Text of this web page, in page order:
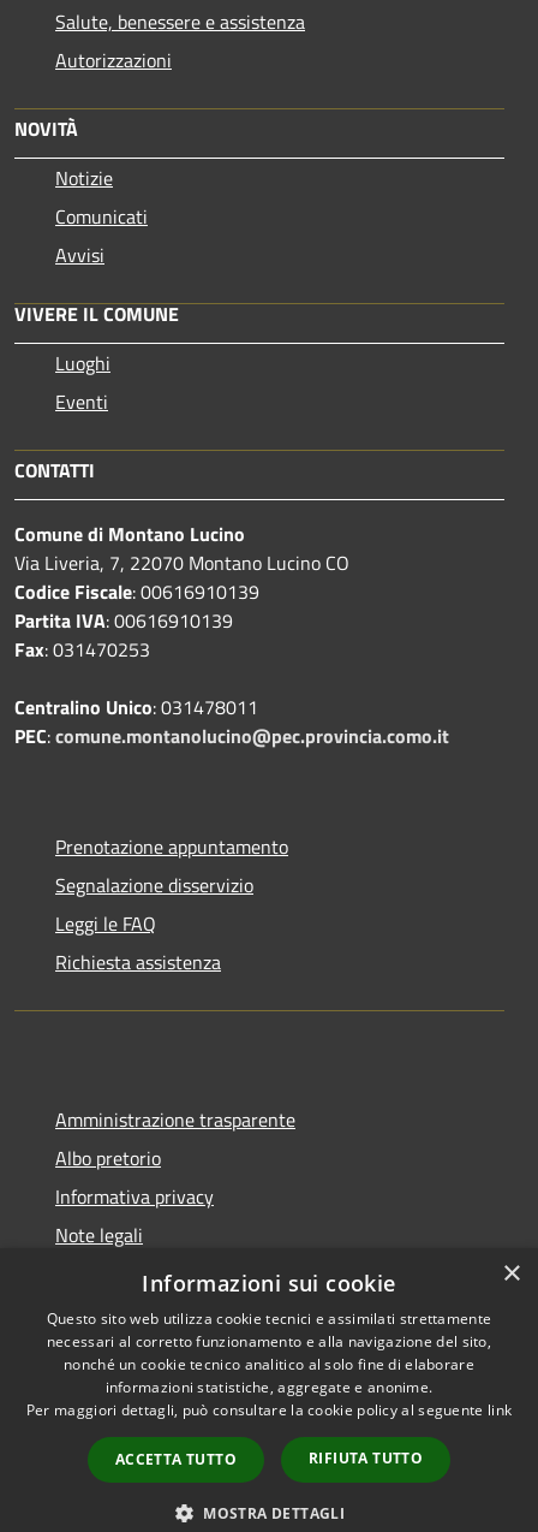
Salute, benessere e assistenza
Autorizzazioni
NOVITÀ
Notizie
Comunicati
Avvisi
VIVERE IL COMUNE
Luoghi
Eventi
CONTATTI
Comune di Montano Lucino
Via Liveria, 7, 22070 Montano Lucino CO
Codice Fiscale: 00616910139
Partita IVA: 00616910139
Fax: 031470253
Centralino Unico: 031478011
PEC:comune.montanolucino@pec.provincia.como.it
Prenotazione appuntamento
Segnalazione disservizio
Leggi le FAQ
Richiesta assistenza
Amministrazione trasparente
Albo pretorio
Informativa privacy
Note legali
Dichiarazione di accessibilità
Accessibilità
Copyright © 2026 • Comune di
Montano Lucino • Powered by
Municipium•
Accesso
redazione
×
Informazioni sui cookie
Questo sito web utilizza cookie tecnici e assimilati strettamente
necessari al corretto funzionamento e alla navigazione del sito,
nonché un cookie tecnico analitico al solo fine di elaborare
informazioni statistiche, aggregate e anonime.
Per maggiori dettagli, può consultare la cookie policy al seguente link
ACCETTA TUTTO RIFIUTA TUTTO
MOSTRA DETTAGLI